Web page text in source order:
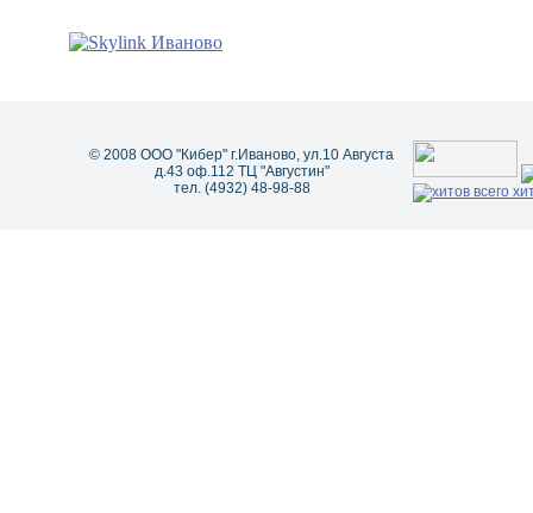
© 2008 ООО "Кибер" г.Иваново, ул.10 Августа
д.43 оф.112 ТЦ "Августин"
тел. (4932) 48-98-88